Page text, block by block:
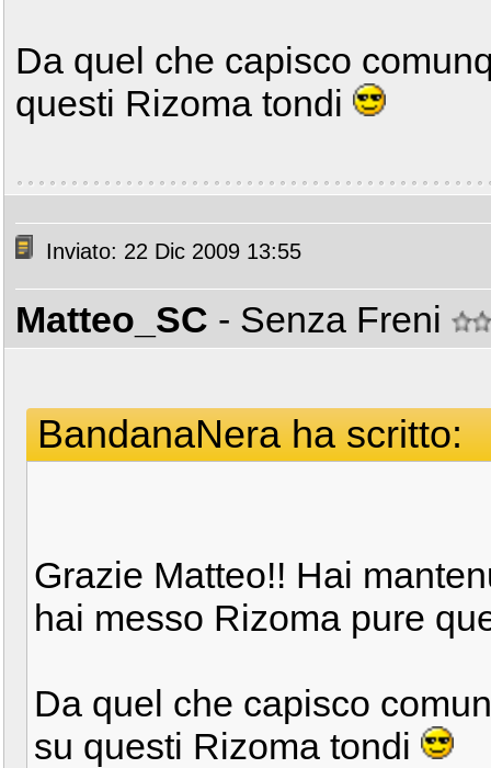
Da quel che capisco
questi Rizoma tondi
Inviato: 22 Dic 2009 13:55
Matteo_SC - Senza Freni
BandanaNera ha scritto:
Grazie Matteo!! Hai
hai messo Rizoma pure
Da quel che capisco
su questi Rizoma tondi